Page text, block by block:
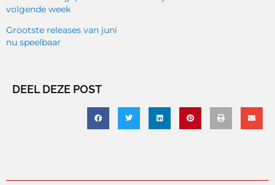
volgende week
Grootste releases van juni
nu speelbaar
DEEL DEZE POST